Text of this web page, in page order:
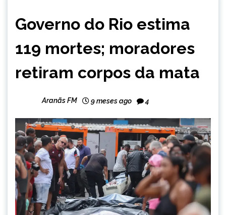
NOTÍCIAS
Governo do Rio estima
119 mortes; moradores
retiram corpos da mata
Aranãs FM 9 meses ago 4